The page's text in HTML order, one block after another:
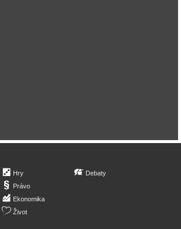
Hry
Právo
Ekonomika
Život
Debaty